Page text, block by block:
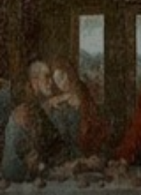
Jésus.